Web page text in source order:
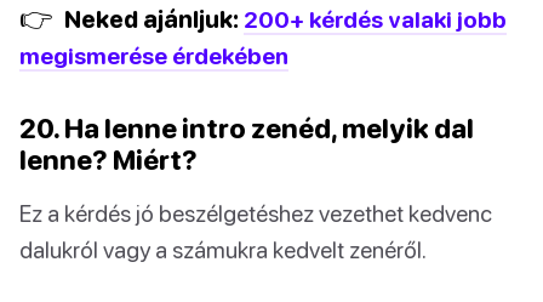
👉 Neked ajánljuk: 200+ kérdés valaki jobb
megismerése érdekében
20. Ha lenne intro zenéd, melyik dal
lenne? Miért?
Ez a kérdés jó beszélgetéshez vezethet kedvenc
dalukról vagy a számukra kedvelt zenéről.